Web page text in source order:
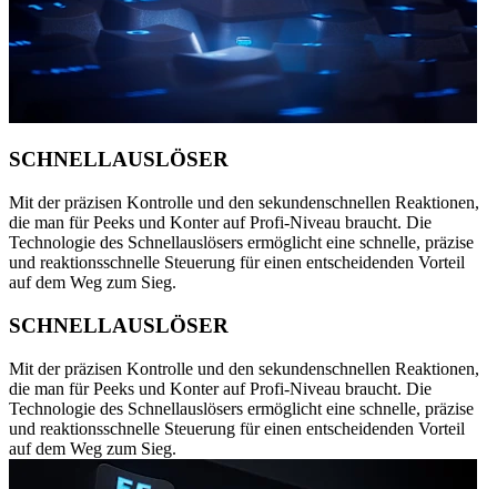
SCHNELLAUSLÖSER
Mit der präzisen Kontrolle und den sekundenschnellen Reaktionen,
die man für Peeks und Konter auf Profi-Niveau braucht. Die
Technologie des Schnellauslösers ermöglicht eine schnelle, präzise
und reaktionsschnelle Steuerung für einen entscheidenden Vorteil
auf dem Weg zum Sieg.
SCHNELLAUSLÖSER
Mit der präzisen Kontrolle und den sekundenschnellen Reaktionen,
die man für Peeks und Konter auf Profi-Niveau braucht. Die
Technologie des Schnellauslösers ermöglicht eine schnelle, präzise
und reaktionsschnelle Steuerung für einen entscheidenden Vorteil
auf dem Weg zum Sieg.